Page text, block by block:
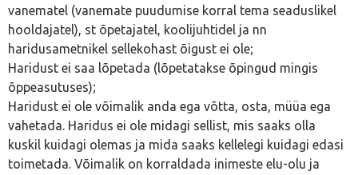
vanematel (vanemate puudumise korral tema seaduslikel
hooldajatel), st õpetajatel, koolijuhtidel ja nn
haridusametnikel sellekohast õigust ei ole;
Haridust ei saa lõpetada (lõpetatakse õpingud mingis
õppeasutuses);
Haridust ei ole võimalik anda ega võtta, osta, müüa ega
vahetada. Haridus ei ole midagi sellist, mis saaks olla
kuskil kuidagi olemas ja mida saaks kellelegi kuidagi edasi
toimetada. Võimalik on korraldada inimeste elu-olu ja